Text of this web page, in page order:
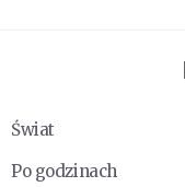
Świat
Po godzinach